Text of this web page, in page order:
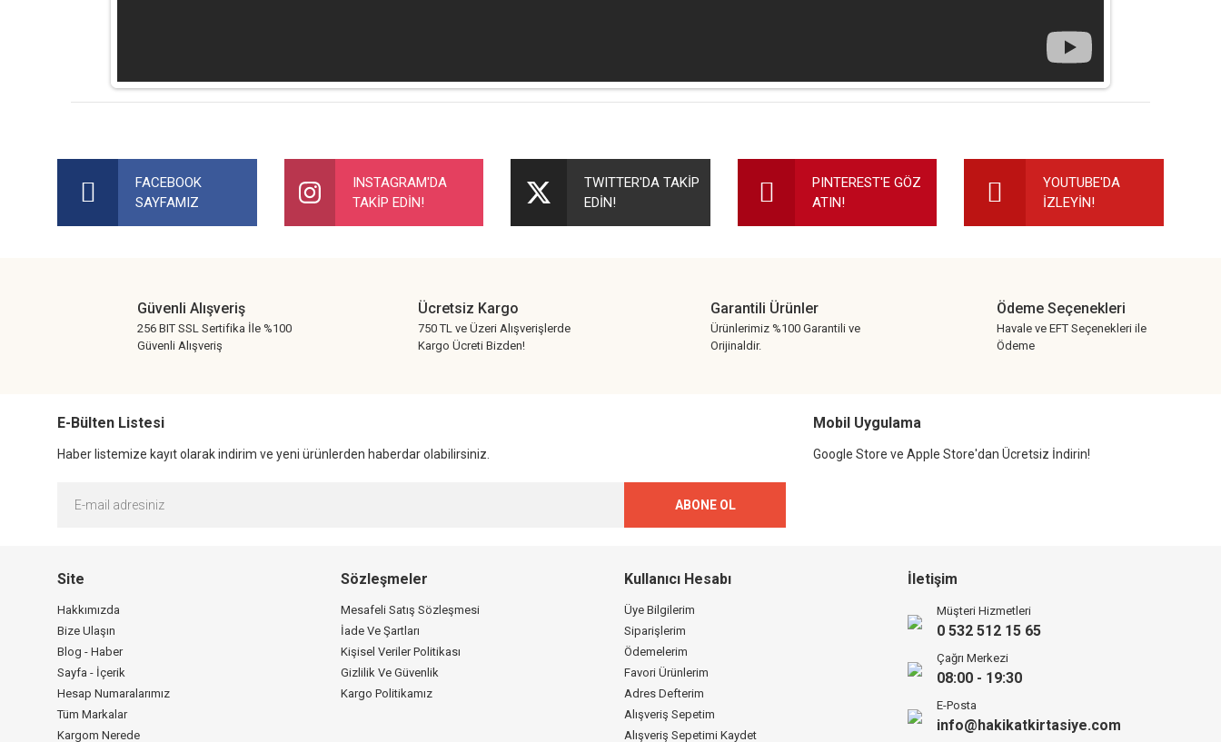
Bu ürüne ilk yorumu siz yapın!
Bu ürüne benzer farklı alternatifler olmalı.
FACEBOOK
SAYFAMIZ
INSTAGRAM'DA
TAKİP EDİN!
TWITTER'DA TAKİP
EDİN!
PINTEREST'E GÖZ
ATIN!
YOUTUBE'DA
İZLEYİN!
Güvenli Alışveriş
256 BIT SSL Sertifika İle %100
Güvenli Alışveriş
Ücretsiz Kargo
750 TL ve Üzeri Alışverişlerde
Kargo Ücreti Bizden!
Garantili Ürünler
Ürünlerimiz %100 Garantili ve
Orijinaldir.
Ödeme Seçenekleri
Havale ve EFT Seçenekleri ile
Ödeme
E-Bülten Listesi
Haber listemize kayıt olarak indirim ve yeni ürünlerden haberdar olabilirsiniz.
ABONE OL
Mobil Uygulama
Google Store ve Apple Store'dan Ücretsiz İndirin!
Site
Hakkımızda
Bize Ulaşın
Blog - Haber
Sayfa - İçerik
Hesap Numaralarımız
Tüm Markalar
Kargom Nerede
Sözleşmeler
Mesafeli Satış Sözleşmesi
İade Ve Şartları
Kişisel Veriler Politikası
Gizlilik Ve Güvenlik
Kargo Politikamız
Kullanıcı Hesabı
Üye Bilgilerim
Siparişlerim
Ödemelerim
Favori Ürünlerim
Adres Defterim
Alışveriş Sepetim
Alışveriş Sepetimi Kaydet
İletişim
Müşteri Hizmetleri
0 532 512 15 65
Çağrı Merkezi
08:00 - 19:30
E-Posta
info@hakikatkirtasiye.com